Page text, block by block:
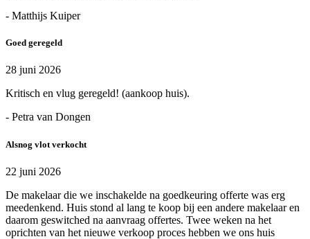
- Matthijs Kuiper
Goed geregeld
28 juni 2026
Kritisch en vlug geregeld! (aankoop huis).
- Petra van Dongen
Alsnog vlot verkocht
22 juni 2026
De makelaar die we inschakelde na goedkeuring offerte was erg
meedenkend. Huis stond al lang te koop bij een andere makelaar en
daarom geswitched na aanvraag offertes. Twee weken na het
oprichten van het nieuwe verkoop proces hebben we ons huis